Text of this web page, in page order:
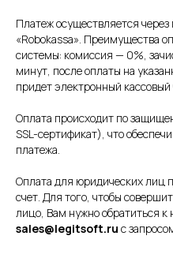
Платеж осуществляется
«Robokassa». Преимущества
системы: комиссия — 0%,
минут, после оплаты на
придет электронный кассовый
Оплата происходит по
SSL-сертификат), что
платежа.
Оплата для юридических лиц
счет. Для того, чтобы
лицо, Вам нужно обратиться к
sales@legitsoft.ru с